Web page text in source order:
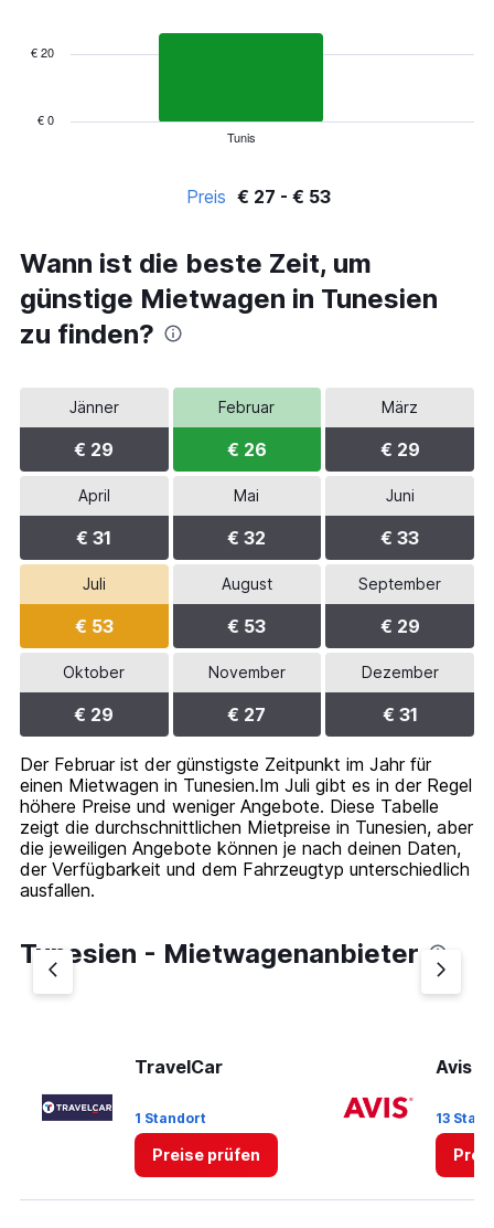
The
categories.
The
chart
has
1
axis
displaying
values.
Range:
0
60.
Tunis
€ 0
€ 20
Preis € 27 - € 53
Wann ist die beste Zeit, um
günstige Mietwagen in Tunesien
zu finden?
Jänner
€ 29
Februar
€ 26
März
€ 29
April
€ 31
Mai
€ 32
Juni
€ 33
Juli
€ 53
August
€ 53
September
€ 29
Oktober
€ 29
November
€ 27
Dezember
€ 31
Der Februar ist der günstigste Zeitpunkt im Jahr für
einen Mietwagen in Tunesien.Im Juli gibt es in der Regel
höhere Preise und weniger Angebote. Diese Tabelle
zeigt die durchschnittlichen Mietpreise in Tunesien, aber
die jeweiligen Angebote können je nach deinen Daten,
der Verfügbarkeit und dem Fahrzeugtyp unterschiedlich
ausfallen.
Tunesien - Mietwagenanbieter
TravelCar
1 Standort
Preise prüfen
Avis
13